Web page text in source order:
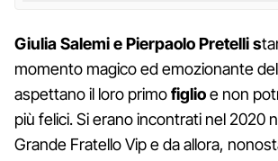
Giulia Salemi e Pierpaolo Pretelli s
momento magico ed emozionante
aspettano il loro primofiglioe non
più felici. Si erano incontrati nel 2020
Grande Fratello Vip e da allora,